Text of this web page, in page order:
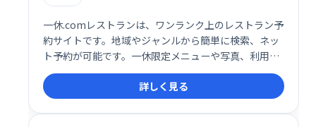
一休.comレストランは、ワンランク上のレストラン予
約サイトです。地域やジャンルから簡単に検索、ネッ
ト予約が可能です。一休限定メニューや写真、利用者
の口コミなど、充実したレストラン情報で、特別な食
事の計画をサポートします。
詳しく見る